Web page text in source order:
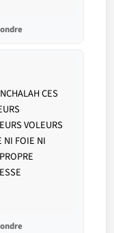
CES
VOLEURS
NI FOIE NI